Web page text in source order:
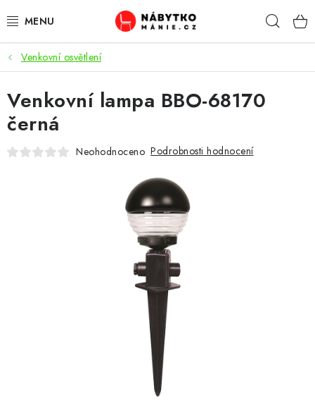
na
OBÝVACÍ POKOJ
KUCHYŇ A JÍDELNA
LOŽNICE
KANCELÁŘ / PRACOVNA
Venkovní osvětlení
Venkovní lampa BBO-68170
černá
Neohodnoceno Podrobnosti hodnocení